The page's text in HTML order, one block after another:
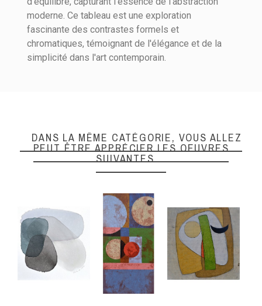
moderne. Ce tableau est une exploration
fascinante des contrastes formels et
chromatiques, témoignant de l'élégance et de la
simplicité dans l'art contemporain.
DANS LA MÊME CATÉGORIE, VOUS ALLEZ
PEUT ÊTRE APPRÉCIER LES OEUVRES
SUIVANTES